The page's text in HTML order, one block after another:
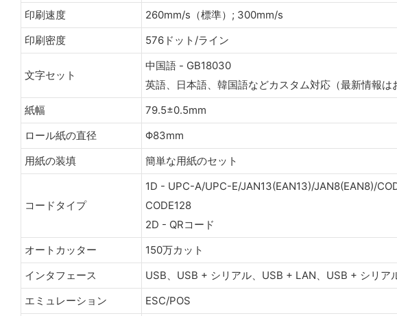
印刷速度
260mm/s（標準）; 300mm/s
印刷密度
576ドット/ライン
文字セット
中国語 - GB18030
英語、日本語、韓国語などカスタム対応（最新情報は
紙幅
79.5±0.5mm
ロール紙の直径
Φ83mm
用紙の装填
簡単な用紙のセット
コードタイプ
1D - UPC-A/UPC-E/JAN13(EAN13)/JAN8(EAN8)/
CODE128
2D - QRコード
オートカッター
150万カット
インタフェース
USB、USB + シリアル、USB + LAN、USB + シリ
エミュレーション
ESC/POS